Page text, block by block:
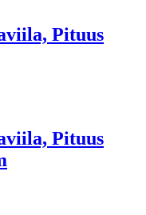
Pituus
Pituus